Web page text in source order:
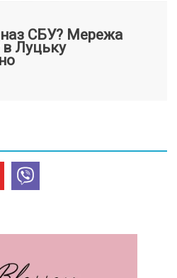
СБУ? Мережа
Луцьку